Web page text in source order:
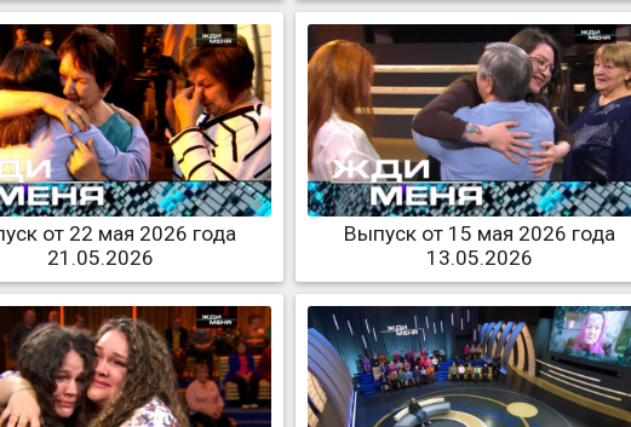
от 22 мая 2026 года
21.05.2026
Выпуск от 15 мая 2026 года
13.05.2026